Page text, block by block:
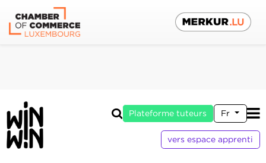
Plateforme tuteurs Fr
vers espace apprenti